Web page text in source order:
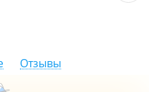
Отзывы